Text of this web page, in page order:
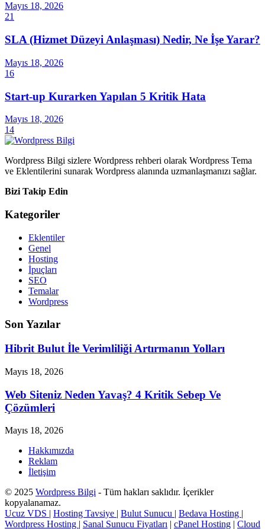
Mayıs 18, 2026
21
SLA (Hizmet Düzeyi Anlaşması) Nedir, Ne İşe Yarar?
Mayıs 18, 2026
16
Start-up Kurarken Yapılan 5 Kritik Hata
Mayıs 18, 2026
14
Wordpress Bilgi sizlere Wordpress rehberi olarak Wordpress Tema
ve Eklentilerini sunarak Wordpress alanında uzmanlaşmanızı sağlar.
Bizi Takip Edin
Kategoriler
Eklentiler
Genel
Hosting
İpuçları
SEO
Temalar
Wordpress
Son Yazılar
Hibrit Bulut İle Verimliliği Artırmanın Yolları
Mayıs 18, 2026
Web Siteniz Neden Yavaş? 4 Kritik Sebep Ve
Çözümleri
Mayıs 18, 2026
Hakkımızda
Reklam
İletişim
© 2025 Wordpress Bilgi - Tüm hakları saklıdır. İçerikler
kopyalanamaz.
Ucuz VDS | Hosting Tavsiye | Bulut Sunucu | Bedava Hosting |
Wordpress Hosting | Sanal Sunucu Fiyatları | cPanel Hosting | Cloud